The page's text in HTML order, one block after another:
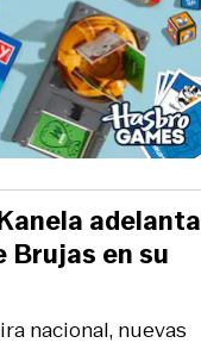
nacional, nuevas
adelanta
Brujas en su